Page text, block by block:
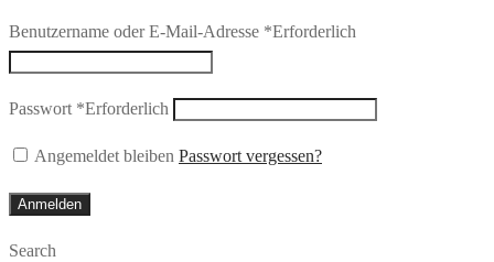
Benutzername oder E-Mail-Adresse *Erforderlich
Passwort *Erforderlich
Angemeldet bleiben Passwort vergessen?
Anmelden
Search